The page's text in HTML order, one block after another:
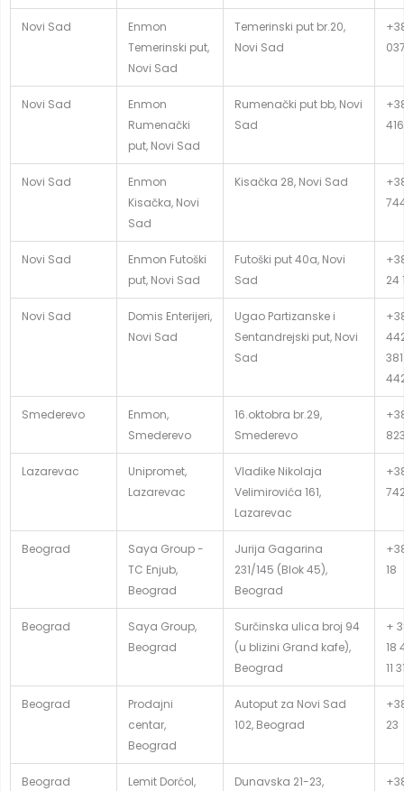
Novi Sad
Enmon
Temerinski put,
Novi Sad
Temerinski put br.20,
Novi Sad
Novi Sad
Enmon
Rumenački
put, Novi Sad
Rumenački put bb, Novi
Sad
416
Novi Sad
Enmon
Kisačka, Novi
Sad
Kisačka 28, Novi Sad
Novi Sad
Enmon Futoški
put, Novi Sad
Futoški put 40a, Novi
Sad
24
Novi Sad
Domis Enterijeri,
Novi Sad
Ugao Partizanske i
Sentandrejski put, Novi
Sad
Smederevo
Enmon,
Smederevo
16.oktobra br.29,
Smederevo
Lazarevac
Unipromet,
Lazarevac
Vladike Nikolaja
Velimirovića 161,
Lazarevac
Beograd
Saya Group -
TC Enjub,
Beograd
Jurija Gagarina
231/145 (Blok 45),
Beograd
18
Beograd
Saya Group,
Beograd
Surčinska ulica broj 94
(u blizini Grand kafe),
Beograd
+
18
11
Beograd
Prodajni
centar,
Beograd
Autoput za Novi Sad
102, Beograd
23
Beograd
Lemit Dorćol,
Dunavska 21-23,